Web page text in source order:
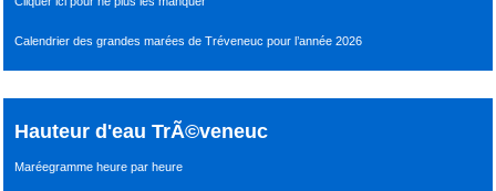
Calendrier des grandes marées de Tréveneuc pour l’année 2026
Hauteur d'eau TrÃ©veneuc
Maréegramme heure par heure